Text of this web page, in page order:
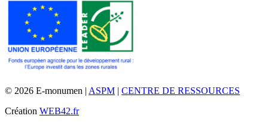
© 2026 E-monumen | ASPM | CENTRE DE RESSOURCES
Création WEB42.fr